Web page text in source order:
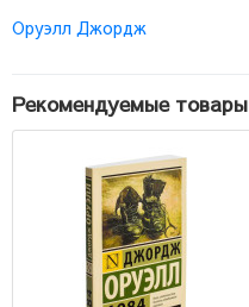
Оруэлл Джордж
Рекомендуемые товары